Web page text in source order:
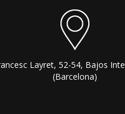
Layret, 52-54, Bajos
(Barcelona)